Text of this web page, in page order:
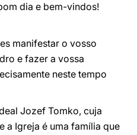
dia e bem-vindos!
manifestar o vosso
e fazer a vossa
neste tempo
Jozef Tomko, cuja
a Igreja é uma família que